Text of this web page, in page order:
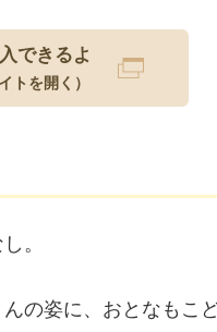
できるよ
トを開く）
。
の姿に、おとなもこ